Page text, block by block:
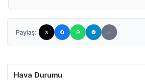
Paylaş:
Hava Durumu